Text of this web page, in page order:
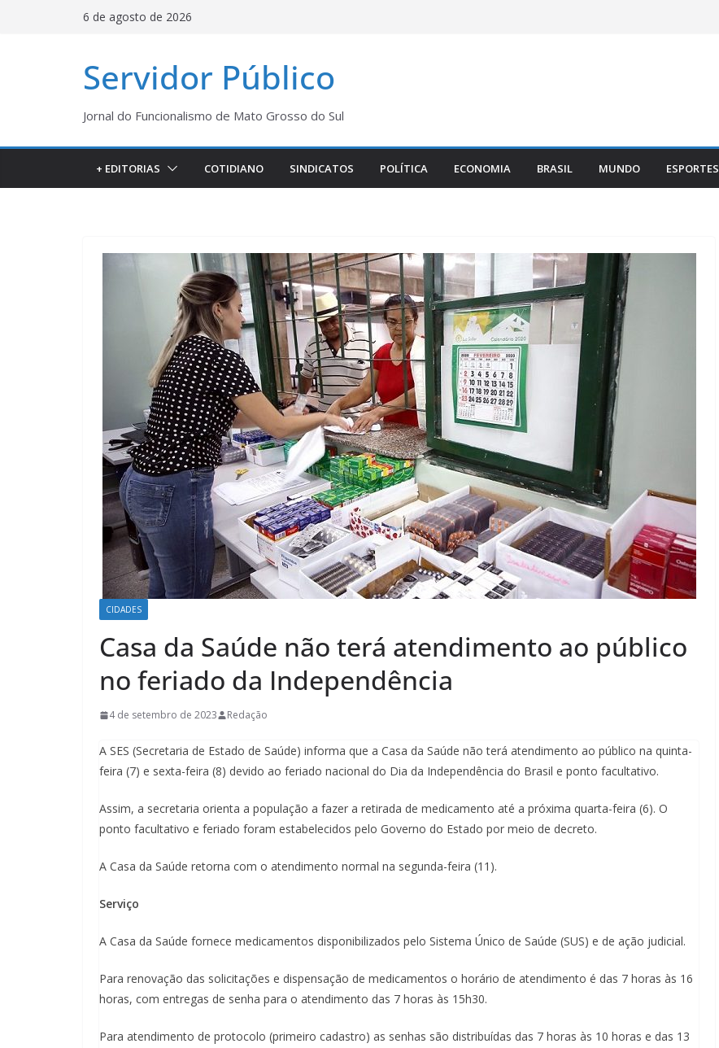
6 de agosto de 2026
Servidor Público
Jornal do Funcionalismo de Mato Grosso do Sul
+ EDITORIAS COTIDIANO SINDICATOS POLÍTICA ECONOMIA BRASIL MUNDO ESPORTES
CIDADES
Casa da Saúde não terá atendimento ao público
no feriado da Independência
4 de setembro de 2023 Redação
A SES (Secretaria de Estado de Saúde) informa que a Casa da Saúde não terá atendimento ao público na quinta-
feira (7) e sexta-feira (8) devido ao feriado nacional do Dia da Independência do Brasil e ponto facultativo.
Assim, a secretaria orienta a população a fazer a retirada de medicamento até a próxima quarta-feira (6). O
ponto facultativo e feriado foram estabelecidos pelo Governo do Estado por meio de decreto.
A Casa da Saúde retorna com o atendimento normal na segunda-feira (11).
Serviço
A Casa da Saúde fornece medicamentos disponibilizados pelo Sistema Único de Saúde (SUS) e de ação judicial.
Para renovação das solicitações e dispensação de medicamentos o horário de atendimento é das 7 horas às 16
horas, com entregas de senha para o atendimento das 7 horas às 15h30.
Para atendimento de protocolo (primeiro cadastro) as senhas são distribuídas das 7 horas às 10 horas e das 13